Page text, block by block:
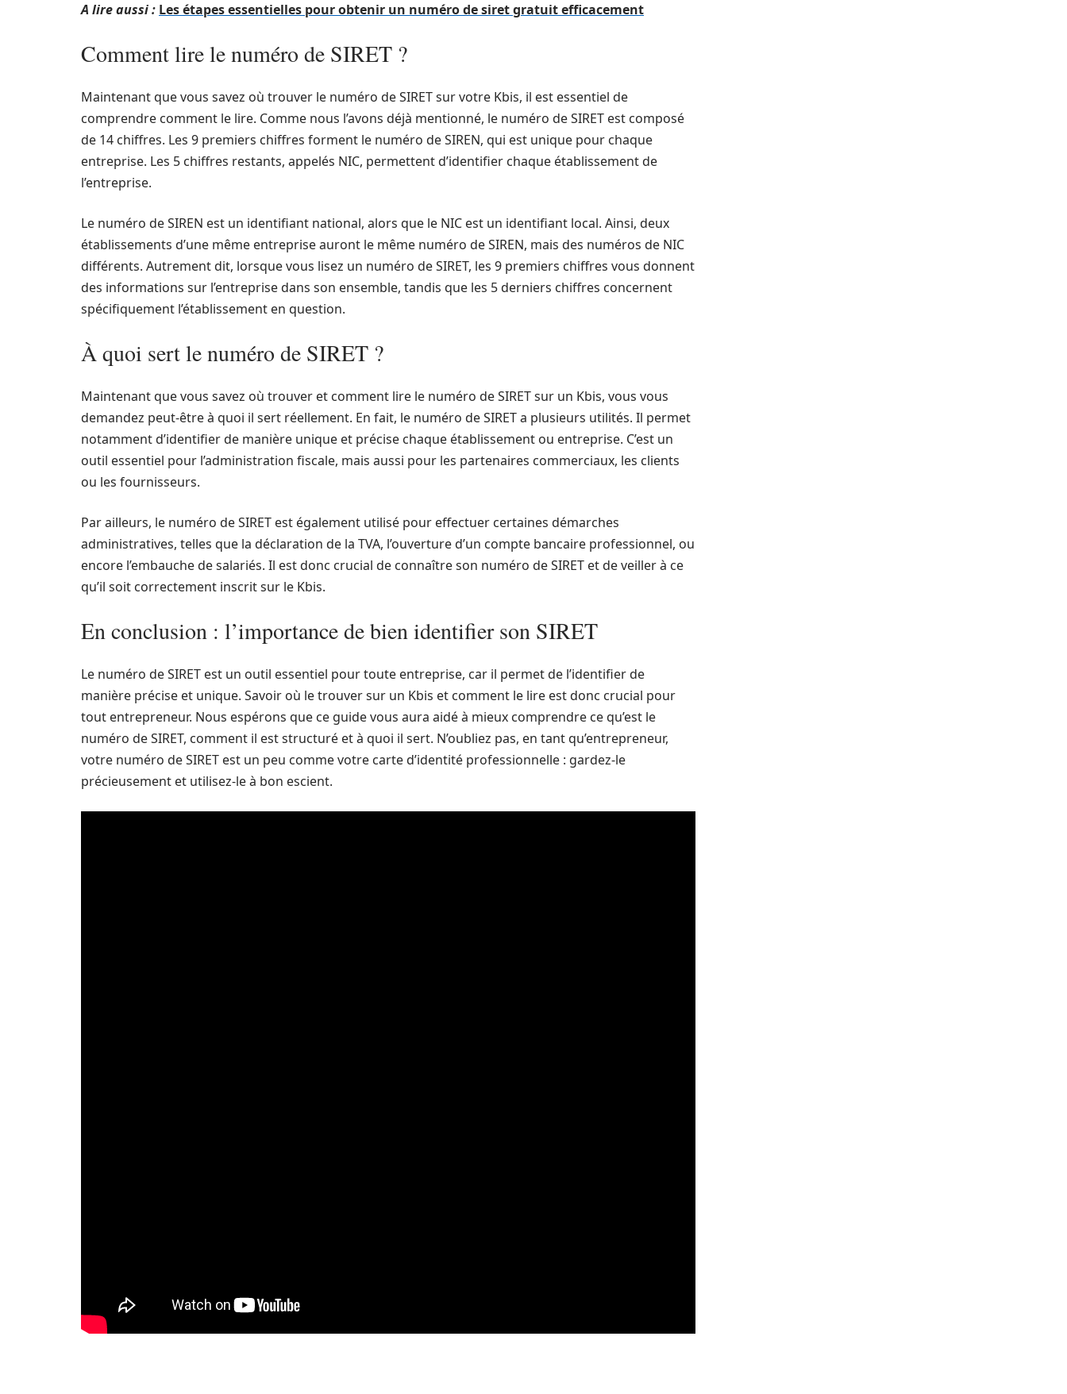
A lire aussi : Les étapes essentielles pour obtenir un numéro de siret gratuit efficacement
Comment lire le numéro de SIRET ?
Maintenant que vous savez où trouver le numéro de SIRET sur votre Kbis, il est essentiel de
comprendre comment le lire. Comme nous l’avons déjà mentionné, le numéro de SIRET est composé
de 14 chiffres. Les 9 premiers chiffres forment le numéro de SIREN, qui est unique pour chaque
entreprise. Les 5 chiffres restants, appelés NIC, permettent d’identifier chaque établissement de
l’entreprise.
Le numéro de SIREN est un identifiant national, alors que le NIC est un identifiant local. Ainsi, deux
établissements d’une même entreprise auront le même numéro de SIREN, mais des numéros de NIC
différents. Autrement dit, lorsque vous lisez un numéro de SIRET, les 9 premiers chiffres vous donnent
des informations sur l’entreprise dans son ensemble, tandis que les 5 derniers chiffres concernent
spécifiquement l’établissement en question.
À quoi sert le numéro de SIRET ?
Maintenant que vous savez où trouver et comment lire le numéro de SIRET sur un Kbis, vous vous
demandez peut-être à quoi il sert réellement. En fait, le numéro de SIRET a plusieurs utilités. Il permet
notamment d’identifier de manière unique et précise chaque établissement ou entreprise. C’est un
outil essentiel pour l’administration fiscale, mais aussi pour les partenaires commerciaux, les clients
ou les fournisseurs.
Par ailleurs, le numéro de SIRET est également utilisé pour effectuer certaines démarches
administratives, telles que la déclaration de la TVA, l’ouverture d’un compte bancaire professionnel, ou
encore l’embauche de salariés. Il est donc crucial de connaître son numéro de SIRET et de veiller à ce
qu’il soit correctement inscrit sur le Kbis.
En conclusion : l’importance de bien identifier son SIRET
Le numéro de SIRET est un outil essentiel pour toute entreprise, car il permet de l’identifier de
manière précise et unique. Savoir où le trouver sur un Kbis et comment le lire est donc crucial pour
tout entrepreneur. Nous espérons que ce guide vous aura aidé à mieux comprendre ce qu’est le
numéro de SIRET, comment il est structuré et à quoi il sert. N’oubliez pas, en tant qu’entrepreneur,
votre numéro de SIRET est un peu comme votre carte d’identité professionnelle : gardez-le
précieusement et utilisez-le à bon escient.